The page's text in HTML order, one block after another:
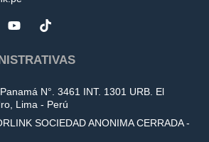
N°. 3461 INT. 1301 URB. El
Lima - Perú
SOCIEDAD ANONIMA CERRADA -